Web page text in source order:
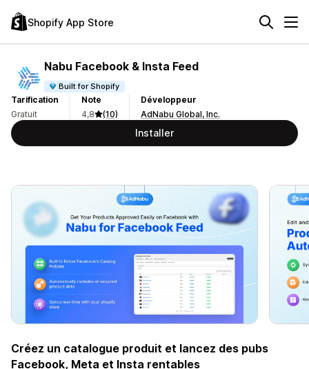
Shopify App Store
Nabu Facebook & Insta Feed
Built for Shopify
Tarification
Gratuit
Note
4,8
(10)
Développeur
AdNabu Global, Inc.
Installer
Créez un catalogue produit et lancez des pubs
Facebook, Meta et Insta rentables